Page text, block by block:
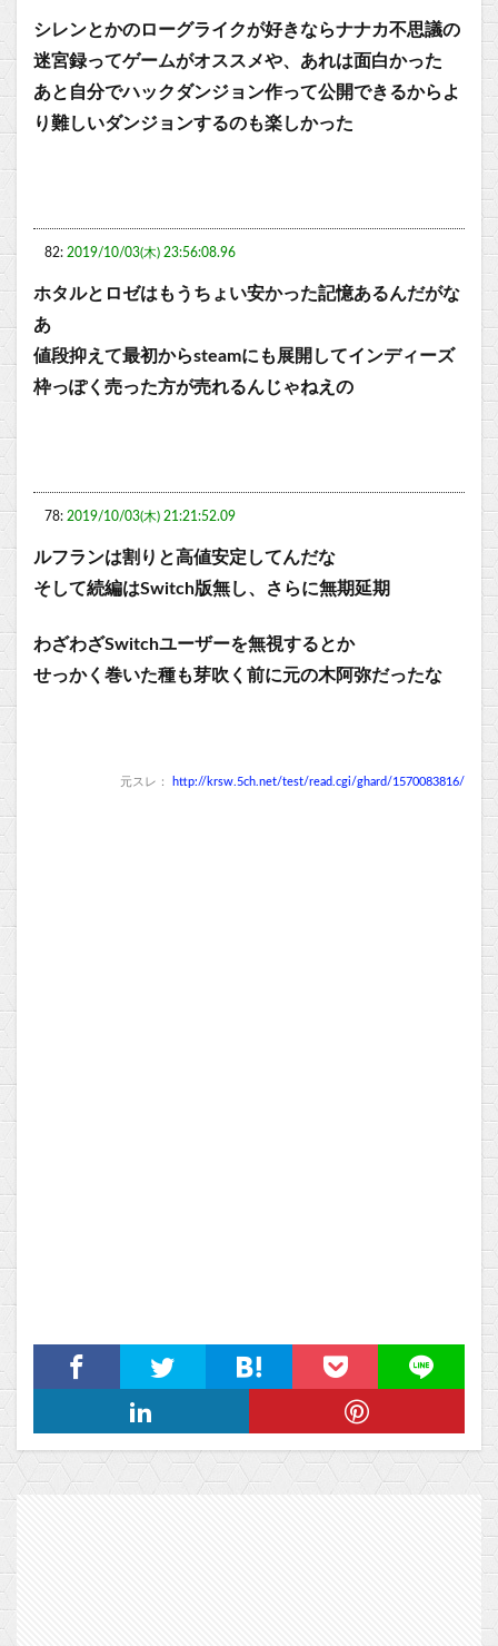
シレンとかのローグライクが好きならナナカ不思議の
迷宮録ってゲームがオススメや、あれは面白かった
あと自分でハックダンジョン作って公開できるからよ
り難しいダンジョンするのも楽しかった
82: 2019/10/03(木) 23:56:08.96
ホタルとロゼはもうちょい安かった記憶あるんだがな
あ
値段抑えて最初からsteamにも展開してインディーズ
枠っぽく売った方が売れるんじゃねえの
78: 2019/10/03(木) 21:21:52.09
ルフランは割りと高値安定してんだな
そして続編はSwitch版無し、さらに無期延期
わざわざSwitchユーザーを無視するとか
せっかく巻いた種も芽吹く前に元の木阿弥だったな
元スレ： http://krsw.5ch.net/test/read.cgi/ghard/1570083816/